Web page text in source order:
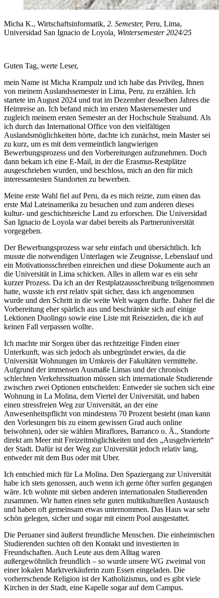
Micha K., Wirtschaftsinformatik, 2. Semester, Peru, Lima,
Universidad San Ignacio de Loyola , Wintersemester 2024/25
Guten Tag, werte Leser,
mein Name ist Micha Krampulz und ich habe das Privileg, Ihnen
von meinem Auslandssemester in Lima, Peru, zu erzählen. Ich
startete im August 2024 und trat im Dezember desselben Jahres die
Heimreise an. Ich befand mich im ersten Mastersemester und
zugleich meinem ersten Semester an der Hochschule Stralsund. Als
ich durch das International Office von den vielfältigen
Auslandsmöglichkeiten hörte, dachte ich zunächst, mein Master sei
zu kurz, um es mit dem vermeintlich langwierigen
Bewerbungsprozess und den Vorbereitungen aufzunehmen. Doch
dann bekam ich eine E-Mail, in der die Erasmus-Restplätze
ausgeschrieben wurden, und beschloss, mich an den für mich
interessantesten Standorten zu bewerben.
Meine erste Wahl fiel auf Peru, da es mich reizte, zum einen das
erste Mal Lateinamerika zu besuchen und zum anderen dieses
kultur- und geschichtsreiche Land zu erforschen. Die Universidad
San Ignacio de Loyola war dabei bereits als Partneruniversität
vorgegeben.
Der Bewerbungsprozess war sehr einfach und übersichtlich. Ich
musste die notwendigen Unterlagen wie Zeugnisse, Lebenslauf und
ein Motivationsschreiben einreichen und diese Dokumente auch an
die Universität in Lima schicken. Alles in allem war es ein sehr
kurzer Prozess. Da ich an der Restplatzausschreibung teilgenommen
hatte, wusste ich erst relativ spät sicher, dass ich angenommen
wurde und den Schritt in die weite Welt wagen durfte. Daher fiel die
Vorbereitung eher spärlich aus und beschränkte sich auf einige
Lektionen Duolingo sowie eine Liste mit Reisezielen, die ich auf
keinen Fall verpassen wollte.
Ich machte mir Sorgen über das rechtzeitige Finden einer
Unterkunft, was sich jedoch als unbegründet erwies, da die
Universität Wohnungen im Umkreis der Fakultäten vermittelte.
Aufgrund der immensen Ausmaße Limas und der chronisch
schlechten Verkehrssituation müssen sich internationale Studierende
zwischen zwei Optionen entscheiden: Entweder sie suchen sich eine
Wohnung in La Molina, dem Viertel der Universität, und haben
einen stressfreien Weg zur Universität, an der eine
Anwesenheitspflicht von mindestens 70 Prozent besteht (man kann
den Vorlesungen bis zu einem gewissen Grad auch online
beiwohnen), oder sie wählen Miraflores, Barranco o. Ä., Standorte
direkt am Meer mit Freizeitmöglichkeiten und den „Ausgehvierteln“
der Stadt. Dafür ist der Weg zur Universität jedoch relativ lang,
entweder mit dem Bus oder mit Uber.
Ich entschied mich für La Molina. Den Spaziergang zur Universität
habe ich stets genossen, auch wenn ich gerne öfter surfen gegangen
wäre. Ich wohnte mit sieben anderen internationalen Studierenden
zusammen. Wir hatten einen sehr guten multikulturellen Austausch
und haben oft gemeinsam etwas unternommen. Das Haus war sehr
schön gelegen, sicher und sogar mit einem Pool ausgestattet.
Die Peruaner sind äußerst freundliche Menschen. Die einheimischen
Studierenden suchten oft den Kontakt und investierten in
Freundschaften. Auch Leute aus dem Alltag waren
außergewöhnlich freundlich – so wurde unsere WG zweimal von
einer lokalen Marktverkäuferin zum Essen eingeladen. Die
vorherrschende Religion ist der Katholizismus, und es gibt viele
Kirchen in der Stadt, eine Kapelle sogar auf dem Campus.